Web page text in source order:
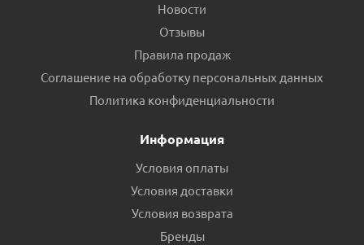
Новости
Отзывы
Правила продаж
Соглашение на обработку персональных данных
Политика конфиденциальности
Информация
Условия оплаты
Условия доставки
Условия возврата
Бренды